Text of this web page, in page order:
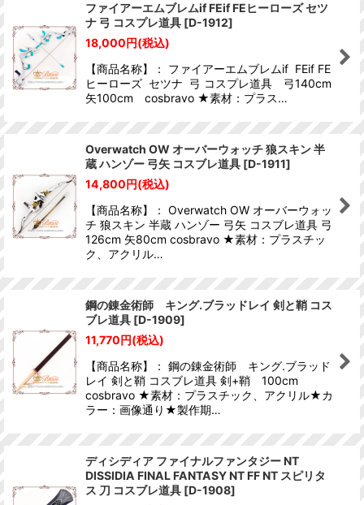
ファイアーエムブレムif FEif FEヒーローズ セツ
ナ 弓 コスプレ道具 [D-1912]
18,000円(税込)
【商品名称】： ファイアーエムブレムif FEif FE
ヒーローズ セツナ 弓 コスプレ道具 弓140cm
矢100cm cosbravo ★素材：プラス…
Overwatch OW オーバーウォッチ 狼スキン 半
蔵 ハンゾー 弓矢 コスブレ道具 [D-1911]
14,800円(税込)
【商品名称】： Overwatch OW オーバーウォッ
チ 狼スキン 半蔵 ハンゾー 弓矢 コスブレ道具 弓
126cm 矢80cm cosbravo ★素材：プラスチッ
ク、アクリル…
鋼の錬金術師 キング.ブラッドレイ 剣と鞘 コス
ブレ道具 [D-1909]
11,770円(税込)
【商品名称】： 鋼の錬金術師 キング.ブラッド
レイ 剣と鞘 コスブレ道具 剣+鞘 100cm
cosbravo ★素材：プラスチック、アクリル★カ
ラー：画像通り★製作期…
ディシディア ファイナルファンタジー NT
DISSIDIA FINAL FANTASY NT FF NT スピリタ
ス 刀 コスブレ道具 [D-1908]